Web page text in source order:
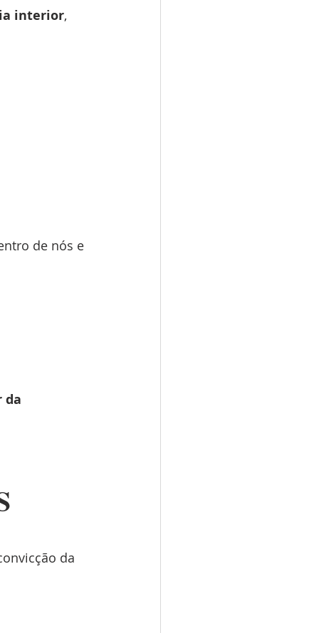
interior,
de nós e
da
da